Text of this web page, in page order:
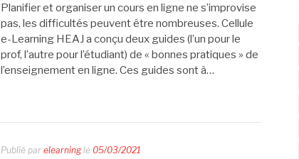
Planifier et organiser un cours en ligne ne s’improvise
pas, les difficultés peuvent être nombreuses. Cellule
e-Learning HEAJ a conçu deux guides (l’un pour le
prof, l’autre pour l’étudiant) de « bonnes pratiques » de
l’enseignement en ligne. Ces guides sont à…
Publié par elearningle 05/03/2021